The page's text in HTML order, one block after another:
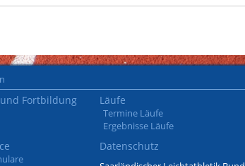
Fortbildung Läufe
Termine Läufe
Ergebnisse Läufe
Datenschutz